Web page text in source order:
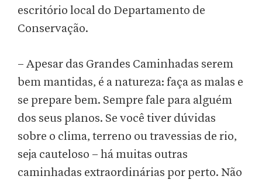
escritório local do Departamento de
Conservação.
– Apesar das Grandes Caminhadas serem
bem mantidas, é a natureza: faça as malas e
se prepare bem. Sempre fale para alguém
dos seus planos. Se você tiver dúvidas
sobre o clima, terreno ou travessias de rio,
seja cauteloso – há muitas outras
caminhadas extraordinárias por perto. Não